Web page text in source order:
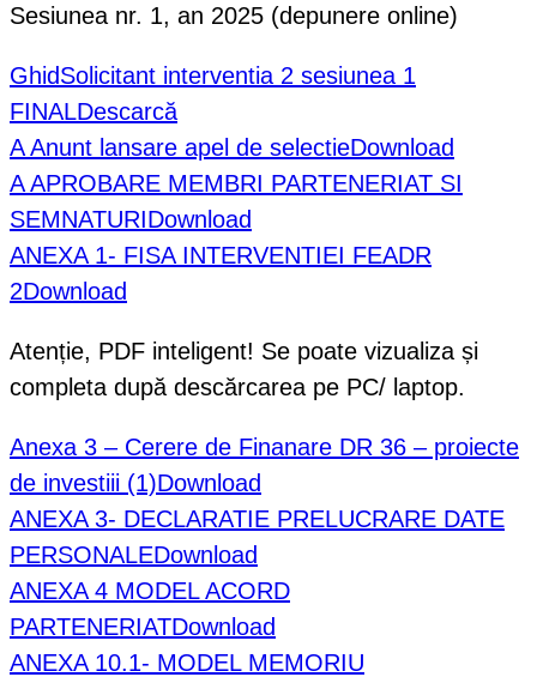
Sesiunea nr. 1, an 2025 (depunere online)
GhidSolicitant interventia 2 sesiunea 1
FINALDescarcă
A Anunt lansare apel de selectieDownload
A APROBARE MEMBRI PARTENERIAT SI
SEMNATURIDownload
ANEXA 1- FISA INTERVENTIEI FEADR
2Download
Atenție, PDF inteligent! Se poate vizualiza și
completa după descărcarea pe PC/ laptop.
Anexa 3 – Cerere de Finanare DR 36 – proiecte
de investiii (1)Download
ANEXA 3- DECLARATIE PRELUCRARE DATE
PERSONALEDownload
ANEXA 4 MODEL ACORD
PARTENERIATDownload
ANEXA 10.1- MODEL MEMORIU